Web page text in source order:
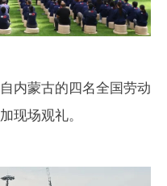
内蒙古的四名全国劳动
现场观礼。